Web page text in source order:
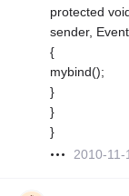
protected
sender,
{
mybind();
}
}
}
2010-11-